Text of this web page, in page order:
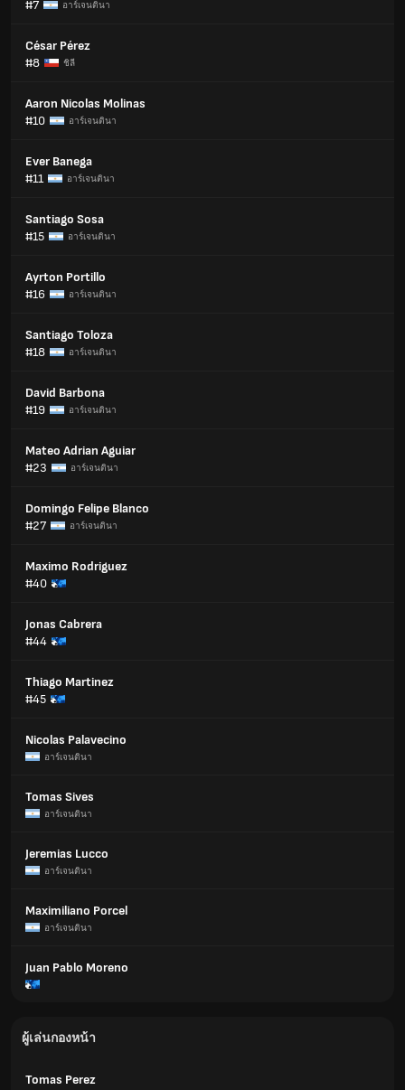
#7
อาร์เจนตินา
César Pérez
#8
ชิลี
Aaron Nicolas Molinas
#10
อาร์เจนตินา
Ever Banega
#11
อาร์เจนตินา
Santiago Sosa
#15
อาร์เจนตินา
Ayrton Portillo
#16
อาร์เจนตินา
Santiago Toloza
#18
อาร์เจนตินา
David Barbona
#19
อาร์เจนตินา
Mateo Adrian Aguiar
#23
อาร์เจนตินา
Domingo Felipe Blanco
#27
อาร์เจนตินา
Maximo Rodriguez
#40
Jonas Cabrera
#44
Thiago Martinez
#45
Nicolas Palavecino
อาร์เจนตินา
Tomas Sives
อาร์เจนตินา
Jeremias Lucco
อาร์เจนตินา
Maximiliano Porcel
อาร์เจนตินา
Juan Pablo Moreno
ผู้เล่นกองหน้า
Tomas Perez